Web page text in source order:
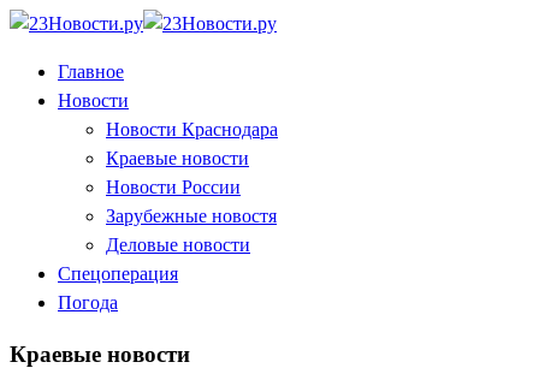
Главное
Новости
Новости Краснодара
Краевые новости
Новости России
Зарубежные новостя
Деловые новости
Спецоперация
Погода
Краевые новости